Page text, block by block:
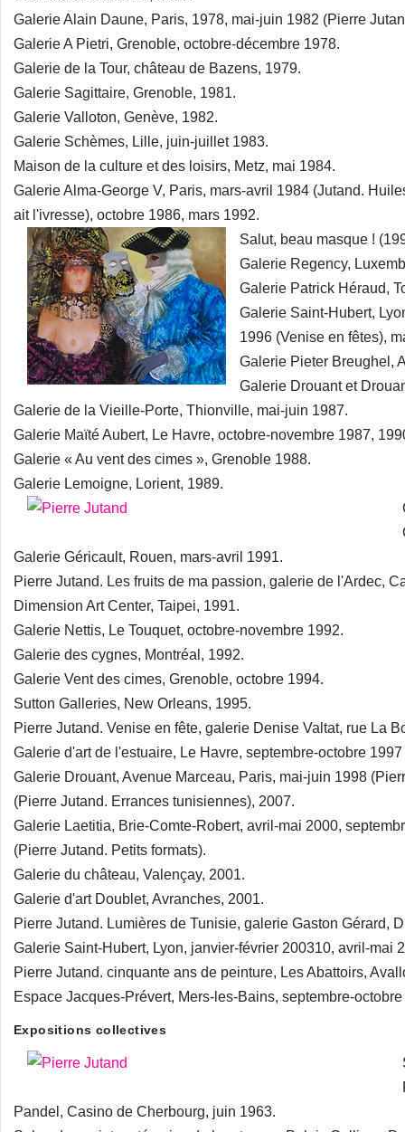
Galerie Alain Daune, Paris, 1978, mai-juin 1982 (Pierre
Galerie A Pietri, Grenoble, octobre-décembre 1978.
Galerie de la Tour, château de Bazens, 1979.
Galerie Sagittaire, Grenoble, 1981.
Galerie Valloton, Genève, 1982.
Galerie Schèmes, Lille, juin-juillet 1983.
Maison de la culture et des loisirs, Metz, mai 1984.
Galerie Alma-George V, Paris, mars-avril 1984 (Jutand.
ait l'ivresse), octobre 1986, mars 1992.
Salut, beau masque !
Galerie Regency,
Galerie Patrick Héraud,
Galerie Saint-Hubert,
1996 (Venise en fêtes),
Galerie Pieter Breughel,
Galerie Drouant et
Galerie de la Vieille-Porte, Thionville, mai-juin 1987.
Galerie Maïté Aubert, Le Havre, octobre-novembre 1987,
Galerie « Au vent des cimes », Grenoble 1988.
Galerie Lemoigne, Lorient, 1989.
Galerie Géricault, Rouen, mars-avril 1991.
Pierre Jutand. Les fruits de ma passion, galerie de l'Ardec,
Dimension Art Center, Taipei, 1991.
Galerie Nettis, Le Touquet, octobre-novembre 1992.
Galerie des cygnes, Montréal, 1992.
Galerie Vent des cimes, Grenoble, octobre 1994.
Sutton Galleries, New Orleans, 1995.
Pierre Jutand. Venise en fête, galerie Denise Valtat, rue La
Galerie d'art de l'estuaire, Le Havre, septembre-octobre
Galerie Drouant, Avenue Marceau, Paris, mai-juin 1998
(Pierre Jutand. Errances tunisiennes), 2007.
Galerie Laetitia, Brie-Comte-Robert, avril-mai 2000,
(Pierre Jutand. Petits formats).
Galerie du château, Valençay, 2001.
Galerie d'art Doublet, Avranches, 2001.
Pierre Jutand. Lumières de Tunisie, galerie Gaston Gérard,
Galerie Saint-Hubert, Lyon, janvier-février 200310, avril-mai
Pierre Jutand. cinquante ans de peinture, Les Abattoirs,
Espace Jacques-Prévert, Mers-les-Bains, septembre-
Expositions collectives
Pandel, Casino de Cherbourg, juin 1963.